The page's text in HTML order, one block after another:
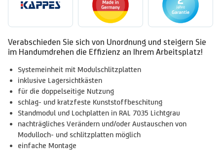
Verabschieden Sie sich von Unordnung und steigern Sie
im Handumdrehen die Effizienz an Ihrem Arbeitsplatz!
Systemeinheit mit Modulschlitzplatten
inklusive Lagersichtkästen
für die doppelseitige Nutzung
schlag- und kratzfeste Kunststoffbeschitung
Standmodul und Lochplatten in RAL 7035 Lichtgrau
nachträgliches Verändern und/oder Austauschen von
Modulloch- und schlitzplatten möglich
einfache Montage